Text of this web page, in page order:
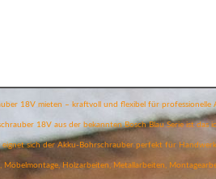
18V mieten – kraftvoll und flexibel für professionelle
18V aus der bekannten Bosch Blau Serie ist
eignet sich der Akku-Bohrschrauber perfekt für
Möbelmontage, Holzarbeiten, Metallarbeiten,